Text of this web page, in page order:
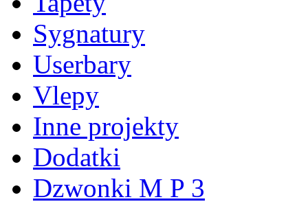
Sygnatury
Userbary
Vlepy
Inne projekty
Dodatki
Dzwonki M P 3